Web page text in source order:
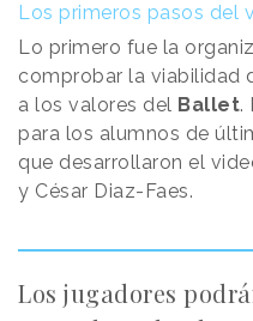
Los primeros pasos del
Lo primero fue la
comprobar la viabilidad
a los valores del Ballet.
para los alumnos de
que desarrollaron el
y César Diaz-Faes.
Los jugadores